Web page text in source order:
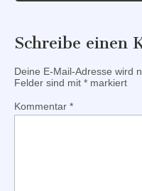
Schreibe einen
Deine E-Mail-Adresse wird
Felder sind mit * markiert
Kommentar *